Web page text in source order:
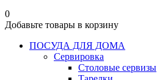
0
Добавьте товары в корзину
ПОСУДА ДЛЯ ДОМА
Сервировка
Столовые сервизы